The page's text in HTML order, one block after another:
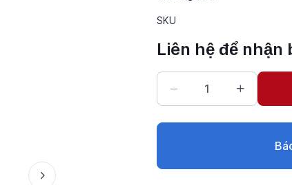
SKU
Liên hệ để nhận